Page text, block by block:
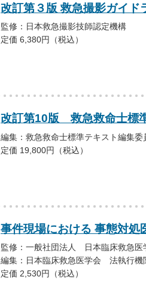
改訂第３版 救急撮影ガイド
監修：日本救急撮影技師認定機構
定価 6,380円（税込）
改訂第10版 救急救命士標
編集：救急救命士標準テキスト編集委
定価 19,800円（税込）
事件現場における 事態対処
監修：一般社団法人 日本臨床救急医
編集：日本臨床救急医学会 法執行機
定価 2,530円（税込）